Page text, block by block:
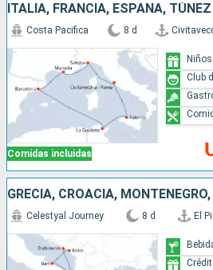
ITALIA, FRANCIA, ESPAÑA, TÚNEZ
Comidas incluidas
Costa Pacifica 8 d
Club
GRECIA, CROACIA,
Celestyal Journey 8 d El